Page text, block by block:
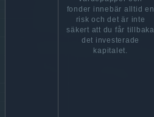
fonder innebär alltid en
risk och det är inte
säkert att du får tillbaka
det investerade
kapitalet.